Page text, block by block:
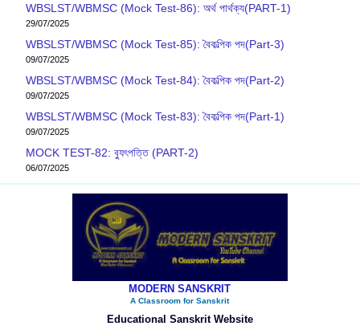
WBSLST/WBMSC (Mock Test-86): অর্থ পার্থক্য(PART-1)
29/07/2025
WBSLST/WBMSC (Mock Test-85): বৈকল্পিক পদ(Part-3)
09/07/2025
WBSLST/WBMSC (Mock Test-84): বৈকল্পিক পদ(Part-2)
09/07/2025
WBSLST/WBMSC (Mock Test-83): বৈকল্পিক পদ(Part-1)
09/07/2025
MOCK TEST-82: ব‍্যুৎপত্তি (PART-2)
06/07/2025
MODERN SANSKRIT
A Classroom for Sanskrit
Educational Sanskrit Website